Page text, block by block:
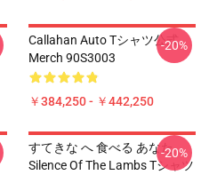
Callahan Auto Tシャツ公式
Merch 90S3003
￥384,250 - ￥442,250
-20%
すてきな へ 食べる あなた
Silence Of The Lambs Tシャツ
-20%